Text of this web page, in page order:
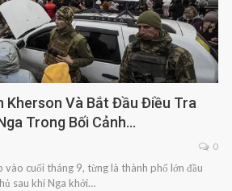
Kherson Và Bắt Đầu Điều Tra
Trong Bối Cảnh…
0
vào cuối tháng 9, từng là thành phố lớn đầu
sau khi Nga khởi…